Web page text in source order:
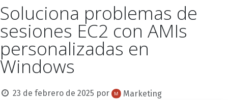
Soluciona problemas de
sesiones EC2 con AMIs
personalizadas en
Windows
23 de febrero de 2025 por Marketing